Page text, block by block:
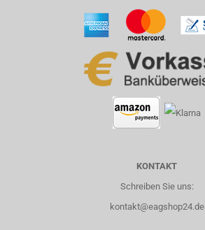
KONTAKT
Schreiben Sie uns:
kontakt@eagshop24.de